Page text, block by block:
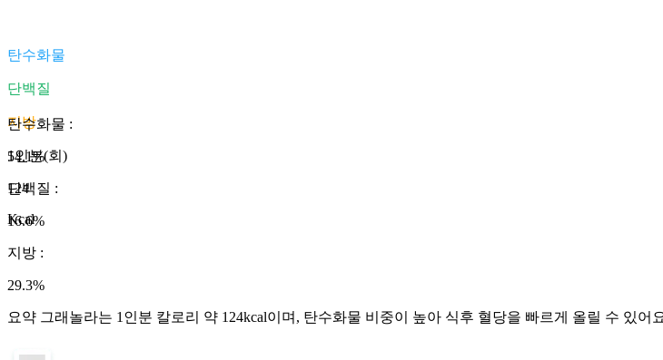
탄수화물
단백질
지방
1인분(회)
124
Kcal
탄수화물 :
54.1%
단백질 :
16.6%
지방 :
29.3%
요약 그래놀라는 1인분 칼로리 약 124kcal이며, 탄수화물 비중이 높아 식후 혈당을 빠르게 올릴 수 있어